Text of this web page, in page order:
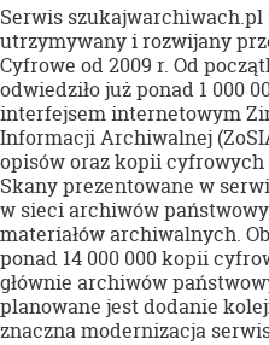
Serwis szukajwarchiwach.pl
utrzymywany i rozwijany
Cyfrowe od 2009 r. Od
odwiedziło już ponad 1 000
interfejsem internetowym
Informacji Archiwalnej
opisów oraz kopii
Skany prezentowane w
w sieci archiwów
materiałów archiwalnych.
ponad 14 000 000 kopii
głównie archiwów
planowane jest dodanie
znaczna modernizacja